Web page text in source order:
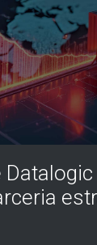
Datalogic